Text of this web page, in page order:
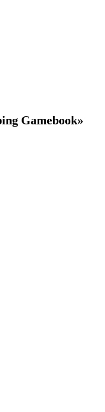
Gamebook»